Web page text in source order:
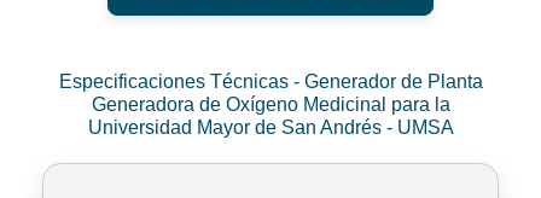
Especificaciones Técnicas - Generador de Planta
Generadora de Oxígeno Medicinal para la
Universidad Mayor de San Andrés - UMSA